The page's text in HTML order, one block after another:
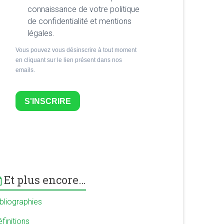
connaissance de votre politique
de confidentialité et mentions
légales.
Vous pouvez vous désinscrire à tout moment
en cliquant sur le lien présent dans nos
emails.
S'INSCRIRE
Et plus encore…